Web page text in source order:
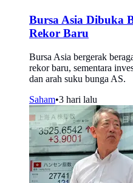
Bursa Asia Dibuka
Rekor Baru
Bursa Asia bergerak
rekor baru, sementara
dan arah suku bunga AS.
Saham•3 hari lalu